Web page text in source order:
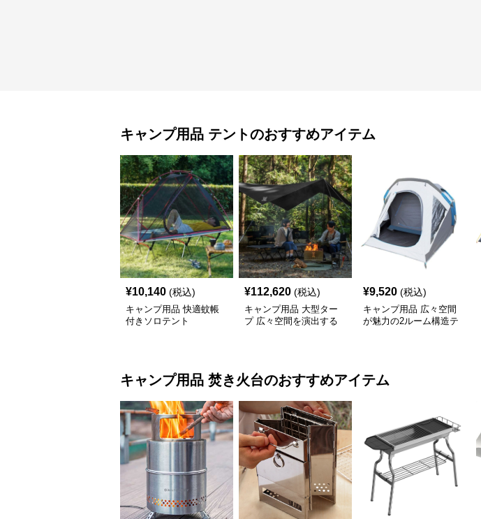
キャンプ用品 テントのおすすめアイテム
¥10,140 (税込)
キャンプ用品 快適蚊帳
付きソロテント
¥112,620 (税込)
キャンプ用品 大型ター
プ 広々空間を演出する
¥9,520 (税込)
キャンプ用品 広々空間
が魅力の2ルーム構造テ
キャンプ用品 焚き火台のおすすめアイテム